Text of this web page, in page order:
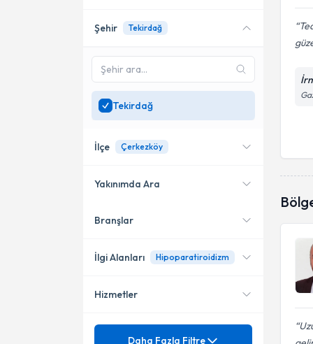
Şehir Tekirdağ
Tekirdağ
İlçe Çerkezköy
Çerkezköy
Süleymanpaşa
Yakınımda Ara
Konumuma yakın uzmanları
Branşlar
Cerrahi Onkoloji
Genel Cerrahi
İlgi Alanları Hipoparatiroidizm
Deri Kanseri (Melanom)
Hizmetler
Mezuniyet
Daha Fazla Filtre